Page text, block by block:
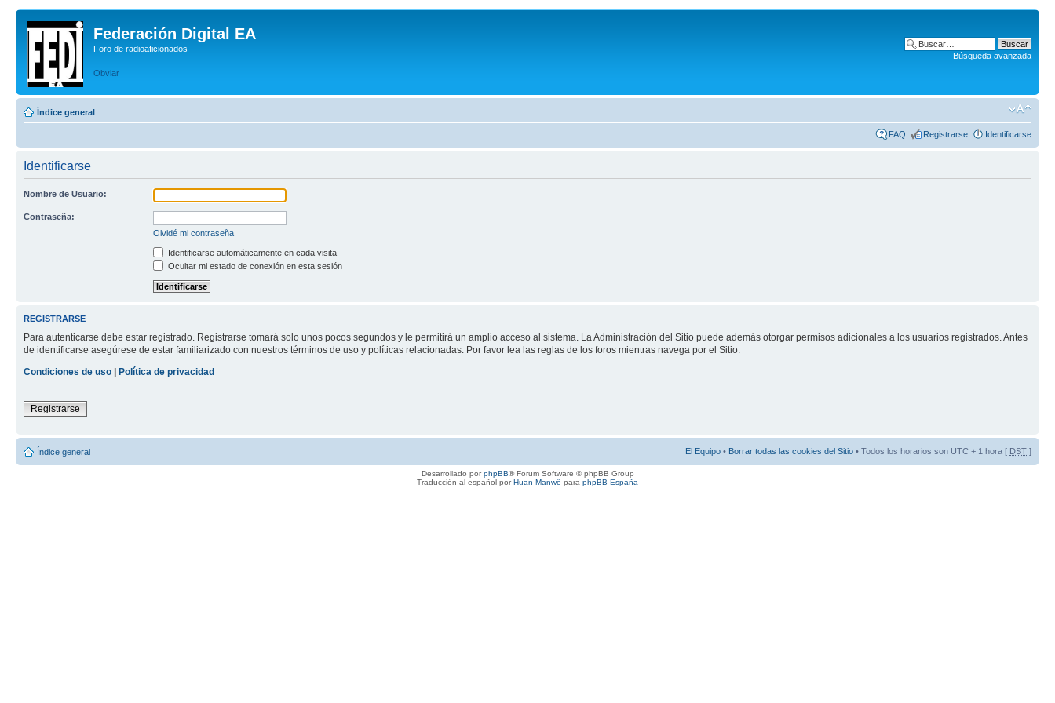
Federación Digital EA
Foro de radioaficionados
Obviar
Búsqueda avanzada
Índice general
FAQ Registrarse Identificarse
Identificarse
Nombre de Usuario:
Contraseña:
Olvidé mi contraseña
Identificarse automáticamente en cada visita
Ocultar mi estado de conexión en esta sesión
REGISTRARSE
Para autenticarse debe estar registrado. Registrarse tomará solo unos pocos segundos y le permitirá un amplio acceso al sistema. La Administración del Sitio puede además otorgar permisos adicionales a los usuarios registrados. Antes
de identificarse asegúrese de estar familiarizado con nuestros términos de uso y políticas relacionadas. Por favor lea las reglas de los foros mientras navega por el Sitio.
Condiciones de uso | Política de privacidad
Registrarse
Índice general El Equipo • Borrar todas las cookies del Sitio • Todos los horarios son UTC + 1 hora [ DST ]
Desarrollado porphpBB® Forum Software © phpBB Group
Traducción al español porHuan Manwë para phpBB España